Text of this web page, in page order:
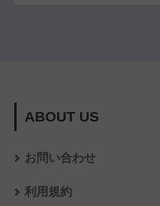
ABOUT US
お問い合わせ
利用規約